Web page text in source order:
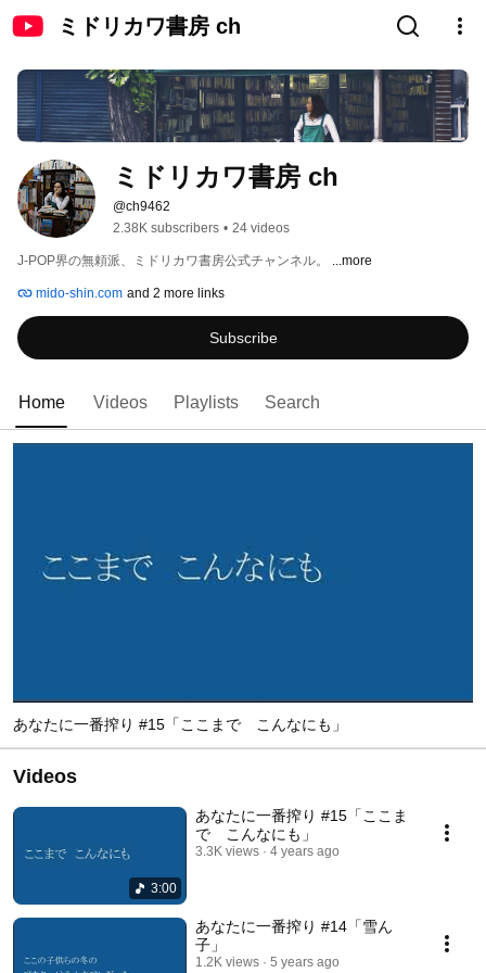
ミドリカワ書房 ch
ミドリカワ書房 ch
@ch9462
2.38K subscribers • 24 videos
J-POP界の無頼派、ミドリカワ書房公式チャンネル。 ...more
mido-shin.com and 2 more links
Subscribe
Home Videos Playlists Search
あなたに一番搾り #15「ここまで こんなにも」
Videos
3:00
あなたに一番搾り #15「ここま
で こんなにも」
3.3K views 4 years ago
あなたに一番搾り #14「雪ん
子」
1.2K views 5 years ago